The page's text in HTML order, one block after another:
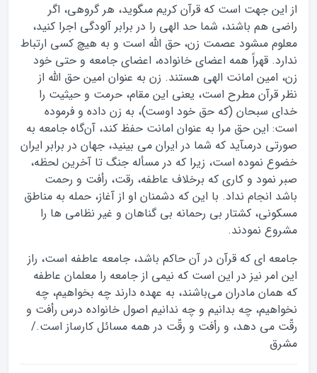
از این جهت است که قرآن کریم مى‏گوید، هر گروهى، اگر
راضى هم ‏باشند، شما حد الهى را در برابر آلودگى اجرا کنید،
معلوم مى‏شود عصمت زن، حق ‏اللَّه است و به هیچ ‏کسى ارتباط
ندارد. قهراً همه اعضاى خانواده، اعضاى جامعه و حتی خود
زن، امین امانت الهى هستند. زن ‏به عنوان امین حق ‏اللَّه از
نظر قرآن مطرح است، یعنى این مقام، حرمت و حیثیت را
خداى سبحان (که ‏حق خود اوست)، به زن داده و فرموده
است: این حق مرا به عنوان امانت حفظ کند، آن‌گاه جامعه به
صورتى ‏درمى‏آید که شما در ایران مى‏ بینید، جهان در برابر ایران
خضوع نموده است، زیرا که در مسأله جنگ تا آخرین ‏لحظه،
صبر نمود و کارى که برخلاف عاطفه، رقت، رأفت و رحمت
باشد انجام نداد. با این که دشمنان او از ‏آغاز، حمله به مناطق
مسکونى، کشتار بى رحمانه بى‏ گناهان و غیر نظامى‏ ها را
مشروع نمودند.‏‎ ‎
جامعه ‏اى که قرآن در آن حاکم باشد، جامعه عاطفه است، راز
این امر نیز در این است که نیمى از جامعه را ‏معلمان عاطفه
که همان مادران می‌باشند، به عهده دارند چه بخواهیم، چه
نخواهیم، چه بدانیم و چه ندانیم اصول ‏خانواده درس رأفت و
رقّت مى ‏دهد، و رأفت و رقّت در همه مسائل کارساز است‎./
مشرق